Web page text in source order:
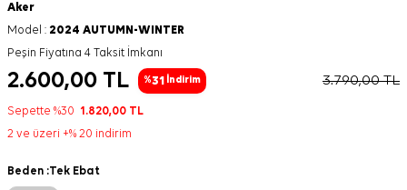
Aker
Model : 2024 AUTUMN-WINTER
Peşin Fiyatına 4 Taksit İmkanı
2.600,00 TL %31 İndirim 3.790,00TL
Sepette %30 1.820,00 TL
2 ve üzeri +% 20 indirim
Beden :Tek Ebat